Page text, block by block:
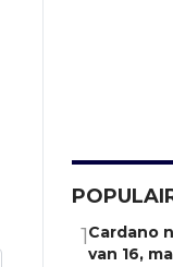
1Cardano
van 16,